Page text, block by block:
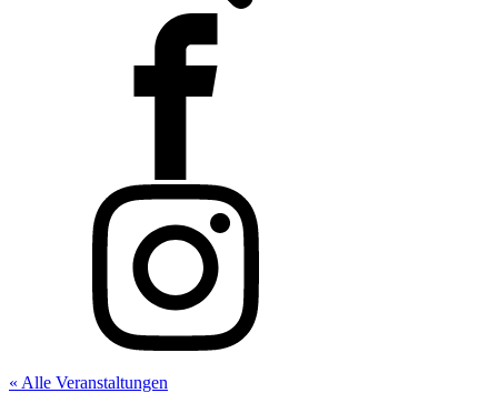
« Alle Veranstaltungen